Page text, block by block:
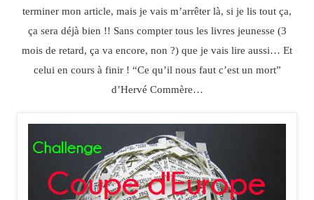
terminer mon article, mais je vais m’arrêter là, si je lis tout ça,
ça sera déjà bien !! Sans compter tous les livres jeunesse (3
mois de retard, ça va encore, non ?) que je vais lire aussi… Et
celui en cours à finir ! “Ce qu’il nous faut c’est un mort”
d’Hervé Commère…